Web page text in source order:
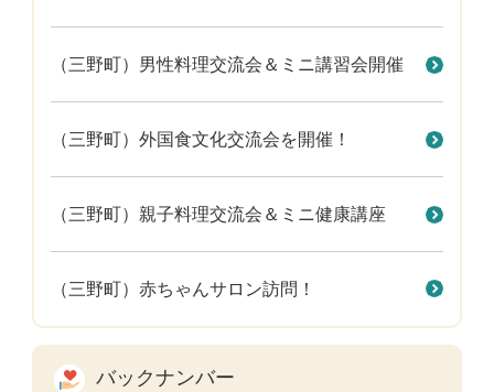
（三野町）男性料理交流会＆ミニ講習会開催
（三野町）外国食文化交流会を開催！
（三野町）親子料理交流会＆ミニ健康講座
（三野町）赤ちゃんサロン訪問！
バックナンバー